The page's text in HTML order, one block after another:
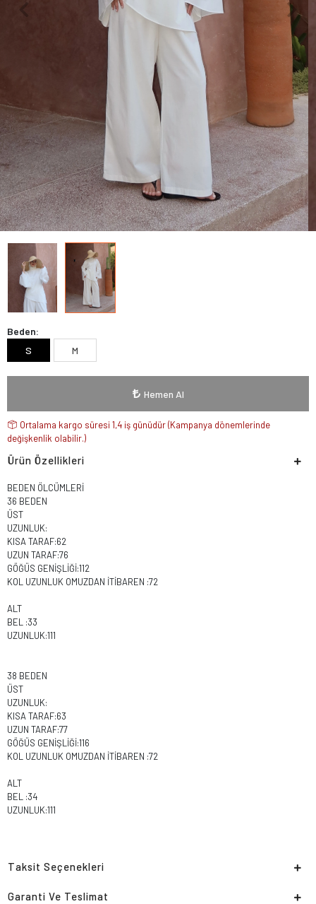
Beden:
S
M
Hemen Al
Ortalama kargo süresi 1,4 iş günüdür (Kampanya dönemlerinde
değişkenlik olabilir.)
Ürün Özellikleri
BEDEN ÖLCÜMLERİ
36 BEDEN
ÜST
UZUNLUK:
KISA TARAF:62
UZUN TARAF:76
GÖĞÜS GENİŞLİĞİ:112
KOL UZUNLUK OMUZDAN İTİBAREN :72
ALT
BEL :33
UZUNLUK:111
38 BEDEN
ÜST
UZUNLUK:
KISA TARAF:63
UZUN TARAF:77
GÖĞÜS GENİŞLİĞİ:116
KOL UZUNLUK OMUZDAN İTİBAREN :72
ALT
BEL :34
UZUNLUK:111
Taksit Seçenekleri
Garanti Ve Teslimat